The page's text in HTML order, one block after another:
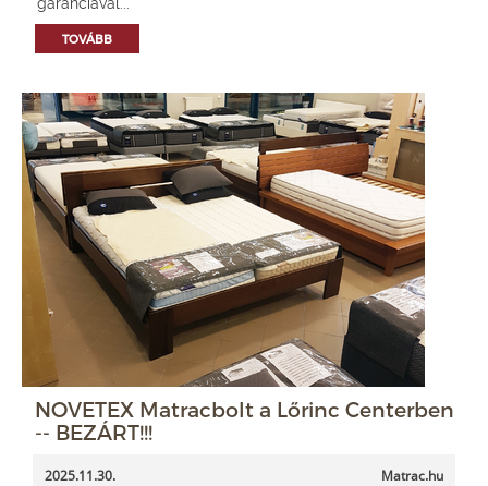
TOVÁBB
NOVETEX Matracbolt a Lőrinc Centerben
-- BEZÁRT!!!
2025.11.30. Matrac.hu